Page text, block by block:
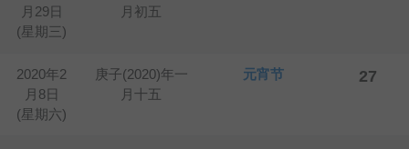
月29日
(星期三)
月初五
2020年2
月8日
(星期六)
庚子(2020)年一
月十五
元宵节 27